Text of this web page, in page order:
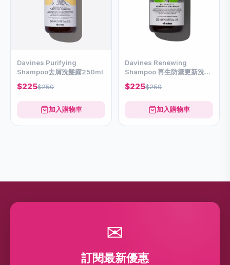
Davines Purifying
Shampoo去屑洗髮露250ml
$225$250
加入購物車
Davines Renewing
Shampoo 再生防禦更新洗髮
露 250ml
$225$250
加入購物車
✉
訂閱最新優惠